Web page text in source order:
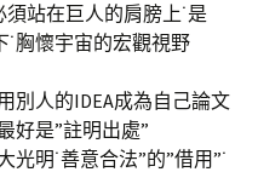
須站在巨人的肩膀上˙是
˙胸懷宇宙的宏觀視野
別人的IDEA成為自己論文
好是”註明出處”
光明˙善意合法”的”借用”˙